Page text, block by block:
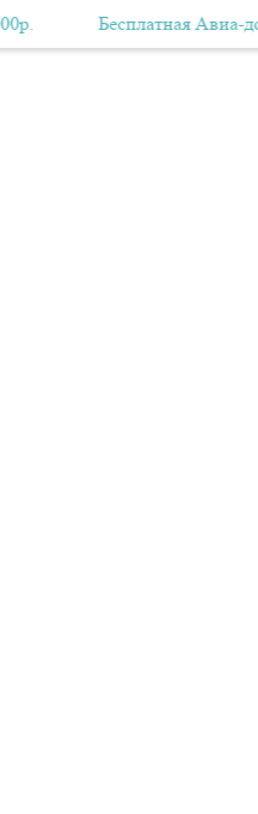
от 10 000р.
Бесплатная Авиа-